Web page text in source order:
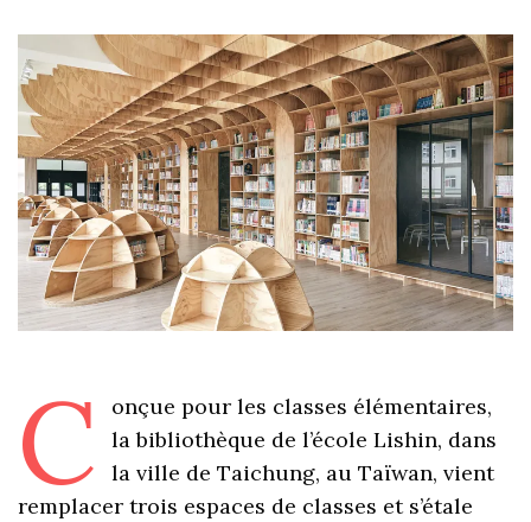
C
onçue pour les classes élémentaires,
la bibliothèque de l’école Lishin, dans
la ville de Taichung, au Taïwan, vient
remplacer trois espaces de classes et s’étale